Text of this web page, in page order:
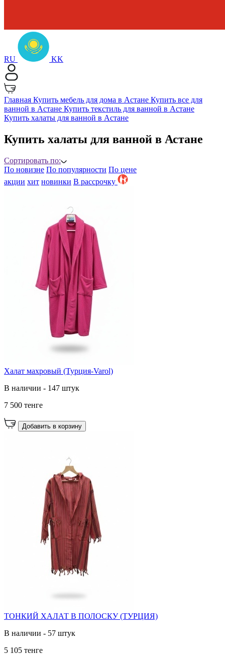
RU KK
Главная Купить мебель для дома в Астане Купить все для
ванной в Астане Купить текстиль для ванной в Астане
Купить халаты для ванной в Астане
Купить халаты для ванной в Астане
Сортировать по:
По новизне По популярности По цене
акции хит новинки B рассрочку
Халат махровый (Турция-Varol)
В наличии - 147 штук
7 500 тенге
Добавить в корзину
ТОНКИЙ ХАЛАТ В ПОЛОСКУ (ТУРЦИЯ)
В наличии - 57 штук
5 105 тенге